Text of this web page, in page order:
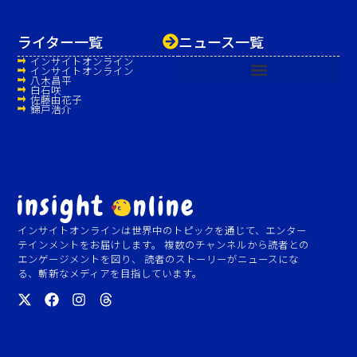
インサイトオンラインは世界中のトピックを通じて、エンター
テインメントをお届けします。 複数のチャンネルから読者との
エンゲージメントを図り、 読者のストーリーがニュースにな
る、斬新なメディアを目指しています。
ニュース一覧
ライター一覧
インサイトオンライン
インサイトオンライン
八木昌平
白石咲
佐藤由花子
錦戸浩介